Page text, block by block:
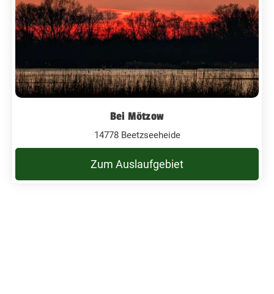
Bei Mötzow
14778 Beetzseeheide
Zum Auslaufgebiet